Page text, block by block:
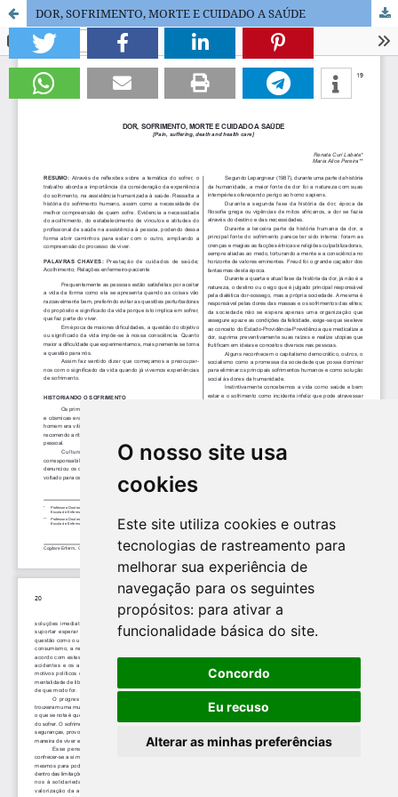
O nosso site usa
cookies
Este site utiliza cookies e outras
tecnologias de rastreamento para
melhorar sua experiência de
navegação para os seguintes
propósitos: para ativar a
funcionalidade básica do site.
Concordo
Eu recuso
Alterar as minhas preferências
DOR, SOFRIMENTO, MORTE E CUIDADO A SAÚDE